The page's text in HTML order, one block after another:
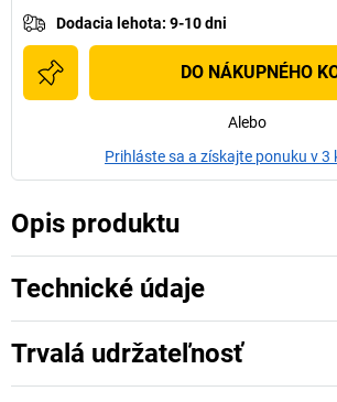
Dodacia lehota: 9-10 dni
DO NÁKUPNÉHO
Alebo
Prihláste sa a získajte ponuku v 3
Opis produktu
Technické údaje
Trvalá udržateľnosť